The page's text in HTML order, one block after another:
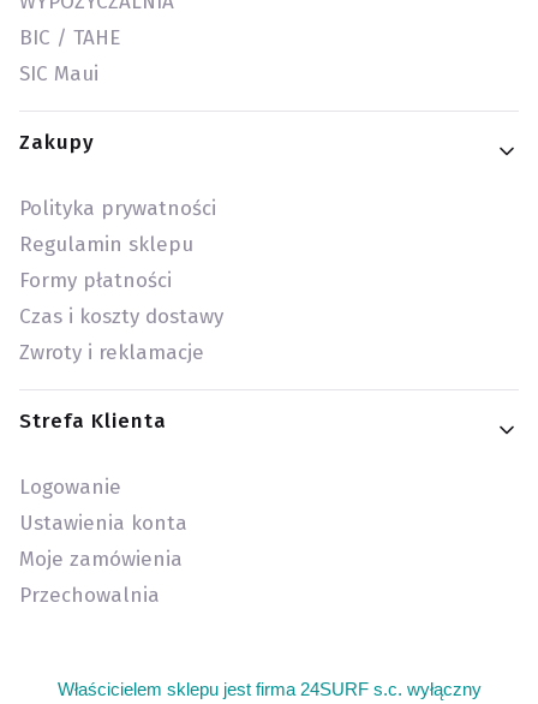
BIC / TAHE
SIC Maui
Zakupy
Polityka prywatności
Regulamin sklepu
Formy płatności
Czas i koszty dostawy
Zwroty i reklamacje
Strefa Klienta
Logowanie
Ustawienia konta
Moje zamówienia
Przechowalnia
Właścicielem sklepu jest firma 24SURF s.c. wyłączny